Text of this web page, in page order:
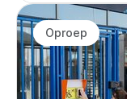
Oproep